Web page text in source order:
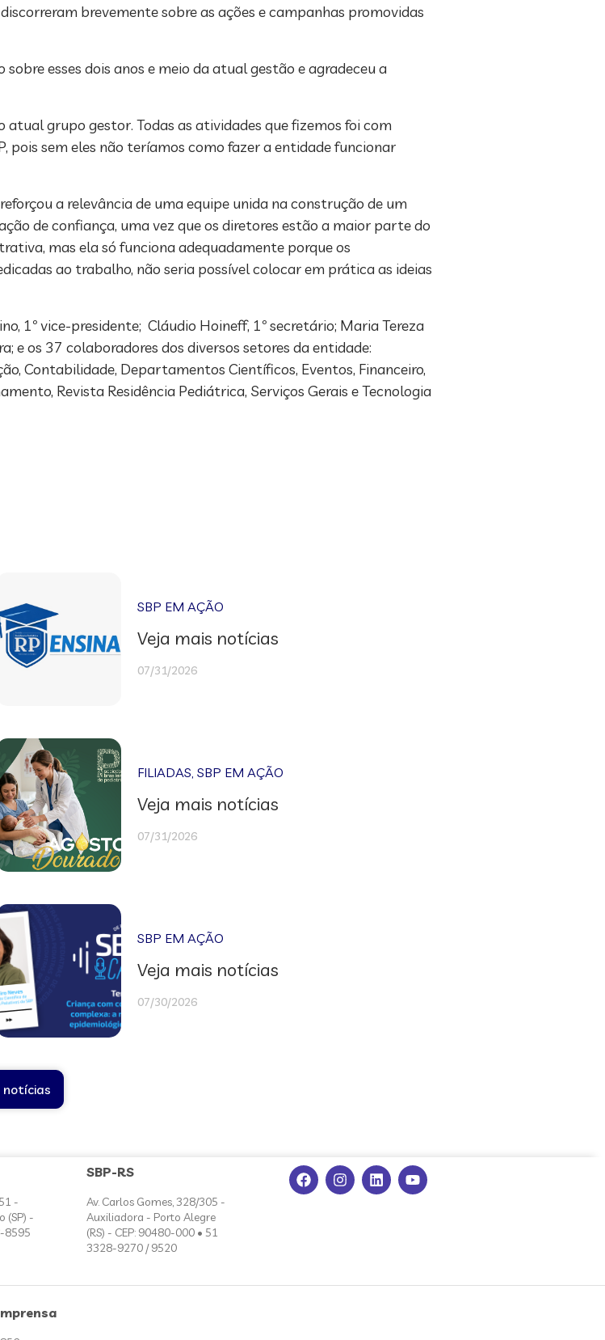
brevemente sobre as ações e campanhas promovidas
esses dois anos e meio da atual gestão e agradeceu a
grupo gestor. Todas as atividades que fizemos foi com
pois sem eles não teríamos como fazer a entidade funcionar
a relevância de uma equipe unida na construção de um
de confiança, uma vez que os diretores estão a maior parte do
mas ela só funciona adequadamente porque os
ao trabalho, não seria possível colocar em prática as ideias
1º vice-presidente; Cláudio Hoineff, 1º secretário; Maria Tereza
e os 37 colaboradores dos diversos setores da entidade:
Contabilidade, Departamentos Científicos, Eventos, Financeiro,
Revista Residência Pediátrica, Serviços Gerais e Tecnologia
SBP EM AÇÃO
Veja mais notícias
07/31/2026
FILIADAS,SBP EM AÇÃO
Veja mais notícias
07/31/2026
SBP EM AÇÃO
Veja mais notícias
07/30/2026
notícias
-
(SP) -
8595
SBP-RS
Av. Carlos Gomes, 328/305 -
Auxiliadora - Porto Alegre
(RS) - CEP: 90480-000 • 51
3328-9270 / 9520